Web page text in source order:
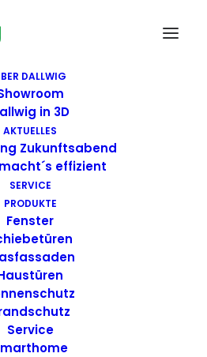
DALLWIG
in 3D
AKTUELLES
Zukunftsabend
effizient
SERVICE
PRODUKTE
Fenster
Service